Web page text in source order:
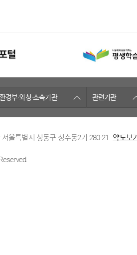
경부·외청·소속기관 관련기관
울특별시 성동구 성수동2가 280-21
약도보기